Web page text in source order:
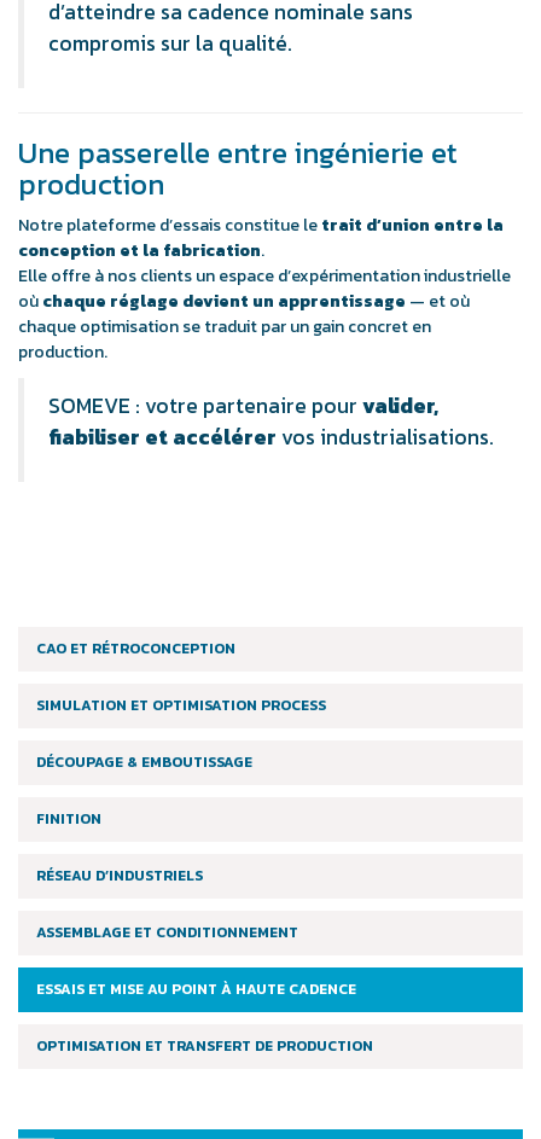
d’atteindre sa cadence nominale sans
compromis sur la qualité.
Une passerelle entre ingénierie et
production
Notre plateforme d’essais constitue letrait d’union entre la
conception et la fabrication.
Elle offre à nos clients un espace d’expérimentation industrielle
oùchaque réglage devient un apprentissage — et où
chaque optimisation se traduit par un gain concret en
production.
SOMEVE : votre partenaire pourvalider,
fiabiliser et accélérer vos industrialisations.
CAO ET RÉTROCONCEPTION
SIMULATION ET OPTIMISATION PROCESS
DÉCOUPAGE & EMBOUTISSAGE
FINITION
RÉSEAU D’INDUSTRIELS
ASSEMBLAGE ET CONDITIONNEMENT
ESSAIS ET MISE AU POINT À HAUTE CADENCE
OPTIMISATION ET TRANSFERT DE PRODUCTION